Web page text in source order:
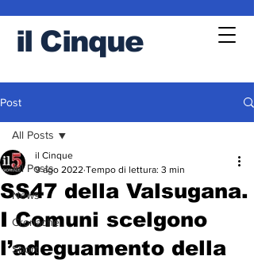
il Cinque
Post
All Posts
News
Cronache
Sport
All Posts
SS47 della Valsugana.
I Comuni scelgono
l’adeguamento della
il Cinque
9 ago 2022 Tempo di lettura: 3 min